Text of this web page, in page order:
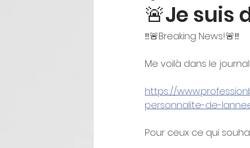
🚨Je suis
‼️🚨Breaking News!🚨‼️
Me voilà dans le
https://
personnalite-de-
Pour ceux ce qui